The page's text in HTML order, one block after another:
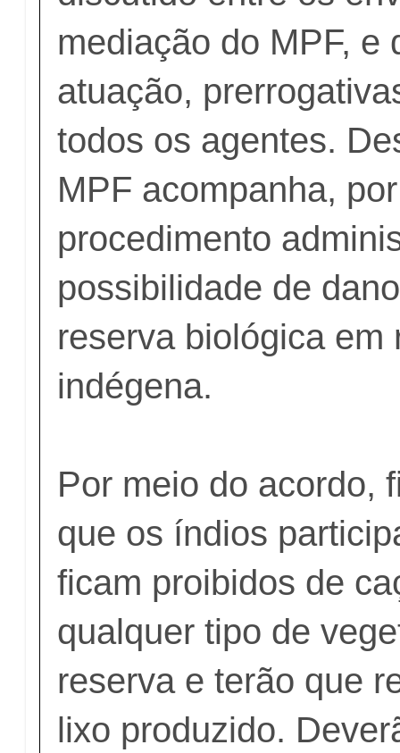
mediação do MPF, e
atuação,
todos os agentes.
MPF acompanha,
procedimento
possibilidade de
reserva biológica em
indégena.
Por meio do acordo,
que os índios
ficam proibidos de
qualquer tipo de
reserva e terão que
lixo produzido.